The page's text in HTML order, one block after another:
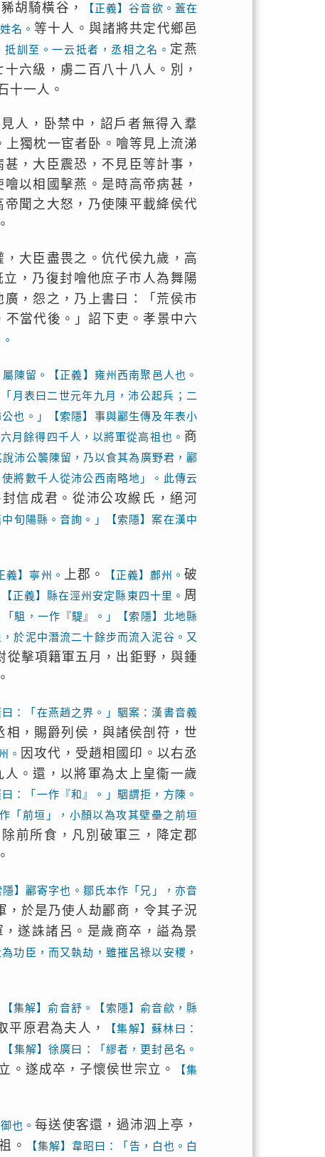
胡騎橫谷，
【正義】谷音欲。蓋在
名。 等十人。與諸將共定代鄉邑
抵訓至。一云抵者，丞相之名。 定燕
六級，虜二百八十八人。別，
十一人。
人，卧禁中，詔戶者無得入羣
上獨枕一宦者卧。噲等見上流涕
，大臣震恐，不見臣等計事，
以相國擊燕。是時高帝病甚，
聞之大怒，乃使陳平載絳侯代
大臣盡畏之。伉代侯九歲，高
，乃復封噲他庶子市人為舞陽
，怨之，乃上書曰：「荒侯市
當代後。」詔下吏。孝景中六
陳留。【正義】雍州西南聚邑人也。
「月表曰二世元年九月，沛公起兵；二
也。」【索隱】事與酈生傳及年表小
月餘得四千人，以將軍從高祖也。 商
沛公襲陳留，乃以食其為廣野君，酈
將數千人從沛公西南略地」。此傳云
信成君。從沛公攻緱氏，絕河
中旬陽縣。音詢。」【索隱】案在漢中
義】寧州。 上郡。 【正義】鄜州。 破
正義】縣在涇州安定縣東四十里。 周
「駔，一作『騠』。」【索隱】北地縣
於泥中潛流二十餘步而流入泥谷。又
從擊項籍軍五月，出鉅野，與鍾
曰：「在燕趙之界。」駰案：漢書音義
相，賜爵列侯，與諸侯剖符，世
。 因攻代，受趙相國印。以右丞
。還，以將軍為太上皇衞一歲
曰：「一作『和』。」駰謂拒，方陳。
「前垣」，小顏以為攻其壁壘之前垣
前所食，凡別破軍三，降定郡
隱】酈寄字也。鄒氏本作「兄」，亦音
於是乃使人劫酈商，令其子況
遂誅諸呂。是歲商卒，謚為景
功臣，而又執劫，雖摧呂祿以安稷，
【集解】俞音舒。【索隱】俞音歈，縣
平原君為夫人，
【集解】蘇林曰：
【集解】徐廣曰：「繆者，更封邑名。
。遂成卒，子懷侯世宗立。
【集
也。每送使客還，過沛泗上亭，
。
【集解】韋昭曰：「告，白也。白